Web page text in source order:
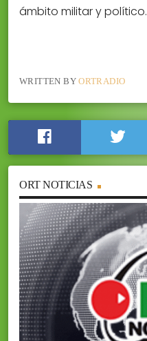
ámbito militar y político.
WRITTEN BYORTRADIO
ORT NOTICIAS